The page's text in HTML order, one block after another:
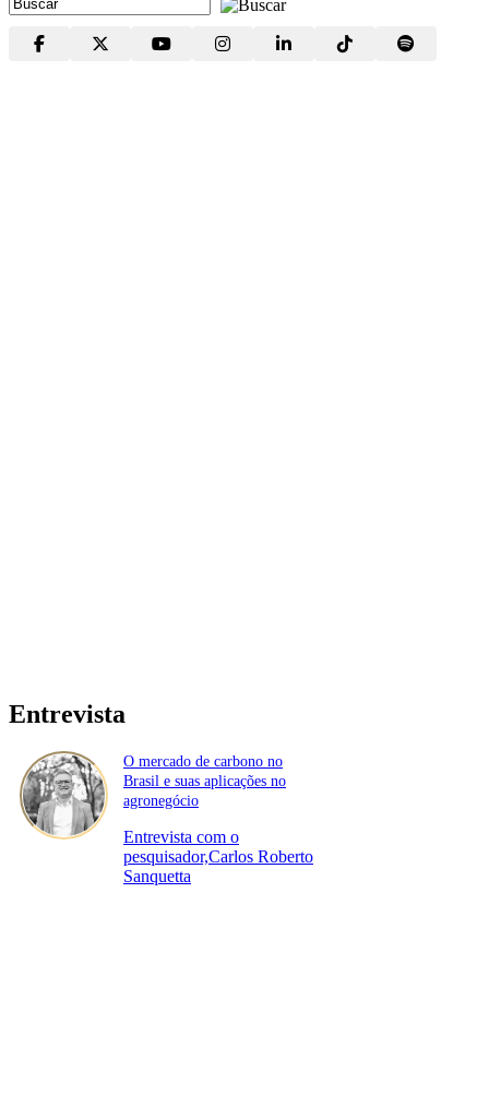
Entrevista
O mercado de carbono no
Brasil e suas aplicações no
agronegócio
Entrevista com o
pesquisador,Carlos Roberto
Sanquetta